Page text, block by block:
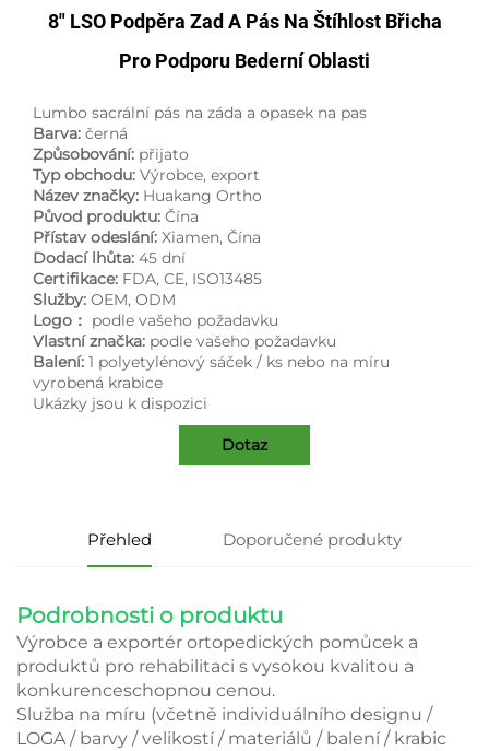
8" LSO Podpěra Zad A Pás Na Štíhlost Břicha
Pro Podporu Bederní Oblasti
Lumbo sacrální pás na záda a opasek na pas
Barva: černá
Způsobování: přijato
Typ obchodu: Výrobce, export
Název značky: Huakang Ortho
Původ produktu: Čína
Přístav odeslání: Xiamen, Čína
Dodací lhůta: 45 dní
Certifikace: FDA, CE, ISO13485
Služby: OEM, ODM
Logo： podle vašeho požadavku
Vlastní značka: podle vašeho požadavku
Balení: 1 polyetylénový sáček / ks nebo na míru
vyrobená krabice
Ukázky jsou k dispozici
Dotaz
Přehled Doporučené produkty
Podrobnosti o produktu
Výrobce a exportér ortopedických pomůcek a
produktů pro rehabilitaci s vysokou kvalitou a
konkurenceschopnou cenou.
Služba na míru (včetně individuálního designu /
LOGA / barvy / velikostí / materiálů / balení / krabic